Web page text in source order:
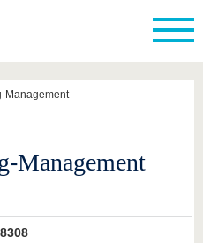
Management
Management